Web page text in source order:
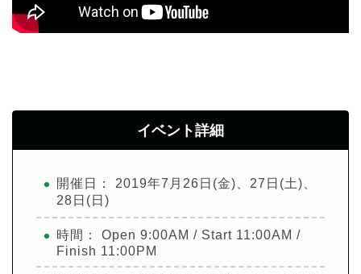
イベント詳細
開催日： 2019年7月26日(金)、27日(土)、
28日(日)
時間： Open 9:00AM / Start 11:00AM /
Finish 11:00PM